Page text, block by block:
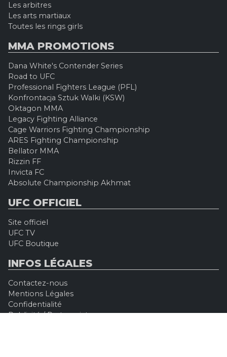
Les arbitres
Les arts martiaux
Toutes les rings girls
MMA PROMOTIONS
Dana White's Contender Series
Road to UFC
Professional Fighters League (PFL)
Konfrontacja Sztuk Walki (KSW)
Oktagon MMA
Legacy Fighting Alliance
Cage Warriors Fighting Championship
ARES Fighting Championship
Bellator MMA
Rizzin FF
Invicta FC
Absolute Championship Akhmat
UFC OFFICIEL
Site officiel
UFC TV
UFC Boutique
INFOS LÉGALES
Contactez-nous
Mentions Légales
Confidentialité
Publicité / Partenariat